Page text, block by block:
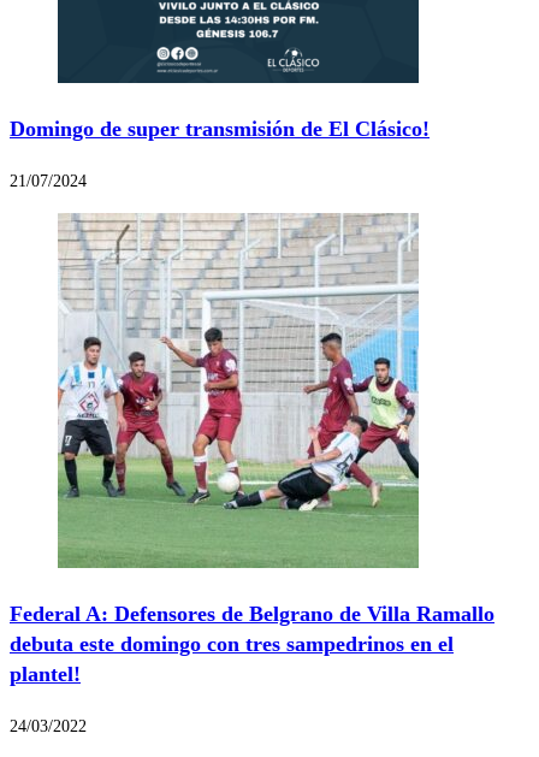
Domingo de super transmisión de El Clásico!
21/07/2024
Federal A: Defensores de Belgrano de Villa Ramallo
debuta este domingo con tres sampedrinos en el
plantel!
24/03/2022